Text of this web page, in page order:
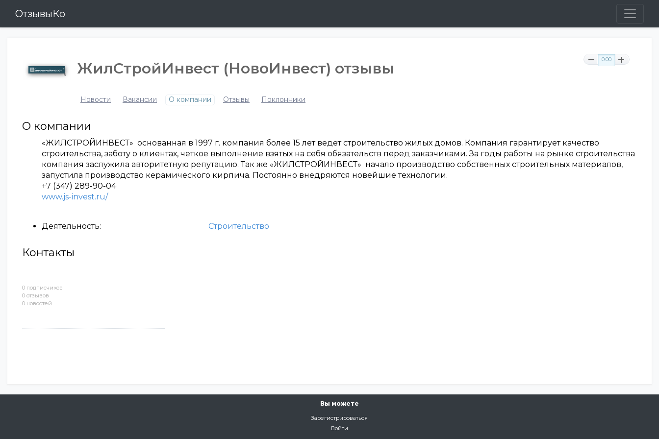
ОтзывыКо
0 подписчиков
0 отзывов
0 новостей
0.00
ЖилСтройИнвест (НовоИнвест) отзывы
Новости Вакансии О компании Отзывы Поклонники
О компании
«ЖИЛСТРОЙИНВЕСТ» основанная в 1997 г. компания более 15 лет ведет строительство жилых домов. Компания гарантирует качество
строительства, заботу о клиентах, четкое выполнение взятых на себя обязательств перед заказчиками. За годы работы на рынке строительства
компания заслужила авторитетную репутацию. Так же «ЖИЛСТРОЙИНВЕСТ» начало производство собственных строительных материалов,
запустила производство керамического кирпича. Постоянно внедряются новейшие технологии.
+7 (347) 289-90-04
www.js-invest.ru/
Деятельность: Строительство
Контакты
Вы можете
Зарегистрироваться
Войти